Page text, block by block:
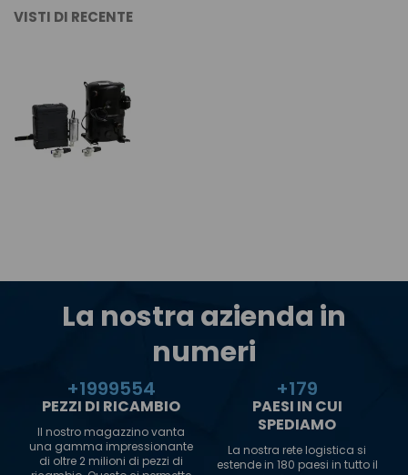
VISTI DI RECENTE
La nostra azienda in
numeri
+2000000
PEZZI DI RICAMBIO
Il nostro magazzino vanta
una gamma impressionante
di oltre 2 milioni di pezzi di
+180
PAESI IN CUI
SPEDIAMO
La nostra rete logistica si
estende in 180 paesi in tutto il